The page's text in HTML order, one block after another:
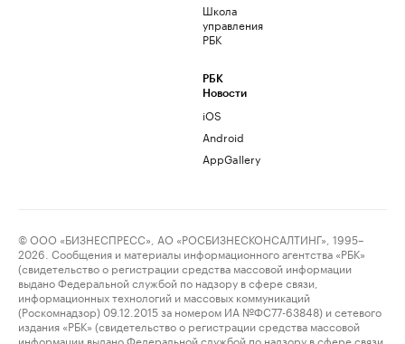
Школа
управления
РБК
РБК
Новости
iOS
Android
AppGallery
© ООО «БИЗНЕСПРЕСС», АО «РОСБИЗНЕСКОНСАЛТИНГ», 1995–
2026. Сообщения и материалы информационного агентства «РБК»
(свидетельство о регистрации средства массовой информации
выдано Федеральной службой по надзору в сфере связи,
информационных технологий и массовых коммуникаций
(Роскомнадзор) 09.12.2015 за номером ИА №ФС77-63848) и сетевого
издания «РБК» (свидетельство о регистрации средства массовой
информации выдано Федеральной службой по надзору в сфере связи,